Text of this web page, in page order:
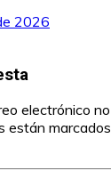
2026
electrónico
están